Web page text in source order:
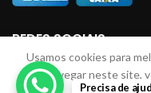
REDES SOCIAIS
Usamos cookies para
Ao navegar neste site,
Precisa de